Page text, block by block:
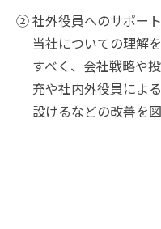
②社外役員へのサポート
当社についての理解
すべく、会社戦略や
充や社内外役員によ
設けるなどの改善を図